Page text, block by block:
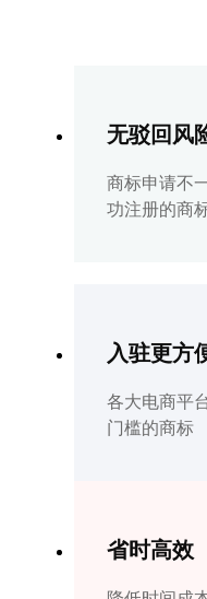
无驳回风
商标申请不
功注册的商
入驻更方
各大电商平
门槛的商标
省时高效